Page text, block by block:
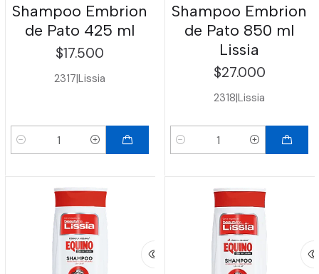
Shampoo Embrion
de Pato 425 ml
$17.500
2317|Lissia
Cantidad
Shampoo Embrion
de Pato 850 ml
Lissia
$27.000
2318|Lissia
Cantidad